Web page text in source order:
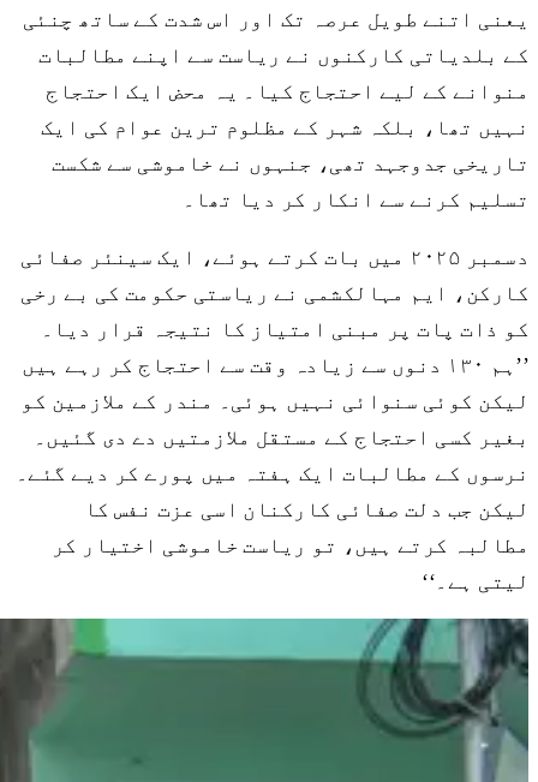
یعنی اتنے طویل عرصہ تک اور اس شدت کے ساتھ چنئی
کے بلدیاتی کارکنوں نے ریاست سے اپنے مطالبات
منوانے کے لیے احتجاج کیا۔ یہ محض ایک احتجاج
نہیں تھا، بلکہ شہر کے مظلوم ترین عوام کی ایک
تاریخی جدوجہد تھی، جنہوں نے خاموشی سے شکست
تسلیم کرنے سے انکار کر دیا تھا۔
دسمبر ۲۰۲۵ میں بات کرتے ہوئے، ایک سینئر صفائی
کارکن، ایم مہالکشمی نے ریاستی حکومت کی بے رخی
کو ذات پات پر مبنی امتیاز کا نتیجہ قرار دیا۔
’’ہم ۱۳۰ دنوں سے زیادہ وقت سے احتجاج کر رہے ہیں
لیکن کوئی سنوائی نہیں ہوئی۔ مندر کے ملازمین کو
بغیر کسی احتجاج کے مستقل ملازمتیں دے دی گئیں۔
نرسوں کے مطالبات ایک ہفتہ میں پورے کر دیے گئے۔
لیکن جب دلت صفائی کارکنان اسی عزت نفس کا
مطالبہ کرتے ہیں، تو ریاست خاموشی اختیار کر
لیتی ہے۔‘‘